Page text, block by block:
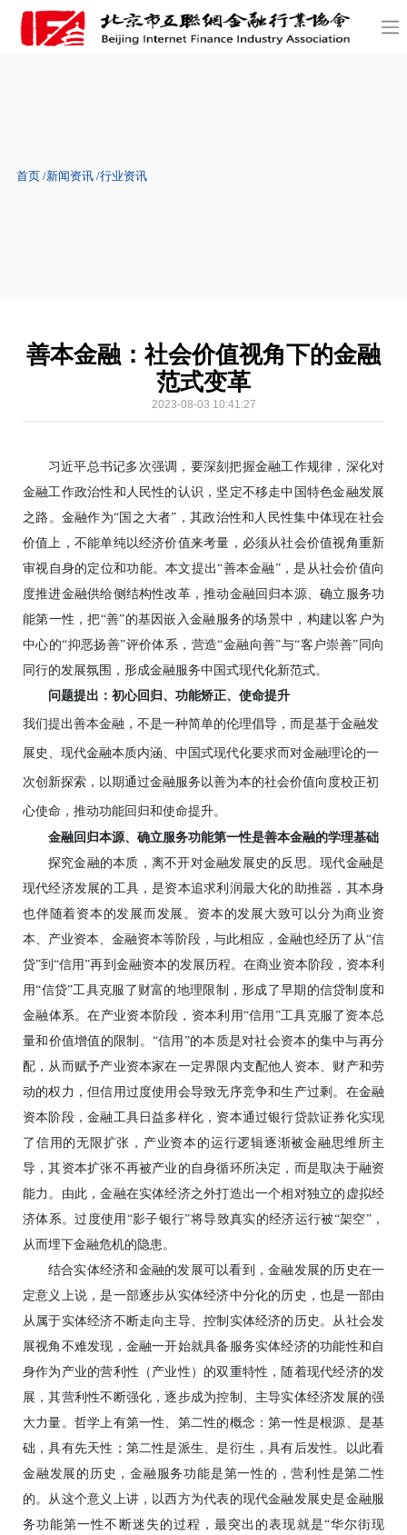
首页 新闻资讯 行业资讯
善本金融：社会价值视角下的金融
范式变革
2023-08-03 10:41:27
习近平总书记多次强调，要深刻把握金融工作规律，深化对
金融工作政治性和人民性的认识，坚定不移走中国特色金融发展
之路。金融作为“国之大者”，其政治性和人民性集中体现在社会
价值上，不能单纯以经济价值来考量，必须从社会价值视角重新
审视自身的定位和功能。本文提出“善本金融”，是从社会价值向
度推进金融供给侧结构性改革，推动金融回归本源、确立服务功
能第一性，把“善”的基因嵌入金融服务的场景中，构建以客户为
中心的“抑恶扬善”评价体系，营造“金融向善”与“客户崇善”同向
同行的发展氛围，形成金融服务中国式现代化新范式。
问题提出：初心回归、功能矫正、使命提升
我们提出善本金融，不是一种简单的伦理倡导，而是基于金融发
展史、现代金融本质内涵、中国式现代化要求而对金融理论的一
次创新探索，以期通过金融服务以善为本的社会价值向度校正初
心使命，推动功能回归和使命提升。
金融回归本源、确立服务功能第一性是善本金融的学理基础
探究金融的本质，离不开对金融发展史的反思。现代金融是
现代经济发展的工具，是资本追求利润最大化的助推器，其本身
也伴随着资本的发展而发展。资本的发展大致可以分为商业资
本、产业资本、金融资本等阶段，与此相应，金融也经历了从“信
贷”到“信用”再到金融资本的发展历程。在商业资本阶段，资本利
用“信贷”工具克服了财富的地理限制，形成了早期的信贷制度和
金融体系。在产业资本阶段，资本利用“信用”工具克服了资本总
量和价值增值的限制。“信用”的本质是对社会资本的集中与再分
配，从而赋予产业资本家在一定界限内支配他人资本、财产和劳
动的权力，但信用过度使用会导致无序竞争和生产过剩。在金融
资本阶段，金融工具日益多样化，资本通过银行贷款证券化实现
了信用的无限扩张，产业资本的运行逻辑逐渐被金融思维所主
导，其资本扩张不再被产业的自身循环所决定，而是取决于融资
能力。由此，金融在实体经济之外打造出一个相对独立的虚拟经
济体系。过度使用“影子银行”将导致真实的经济运行被“架空”，
从而埋下金融危机的隐患。
结合实体经济和金融的发展可以看到，金融发展的历史在一
定意义上说，是一部逐步从实体经济中分化的历史，也是一部由
从属于实体经济不断走向主导、控制实体经济的历史。从社会发
展视角不难发现，金融一开始就具备服务实体经济的功能性和自
身作为产业的营利性（产业性）的双重特性，随着现代经济的发
展，其营利性不断强化，逐步成为控制、主导实体经济发展的强
大力量。哲学上有第一性、第二性的概念：第一性是根源、是基
础，具有先天性；第二性是派生、是衍生，具有后发性。以此看
金融发展的历史，金融服务功能是第一性的，营利性是第二性
的。从这个意义上讲，以西方为代表的现代金融发展史是金融服
务功能第一性不断迷失的过程，最突出的表现就是“华尔街现